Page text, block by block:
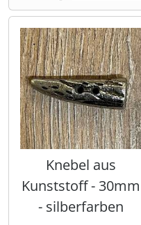
Knebel aus
Kunststoff - 30mm
- silberfarben